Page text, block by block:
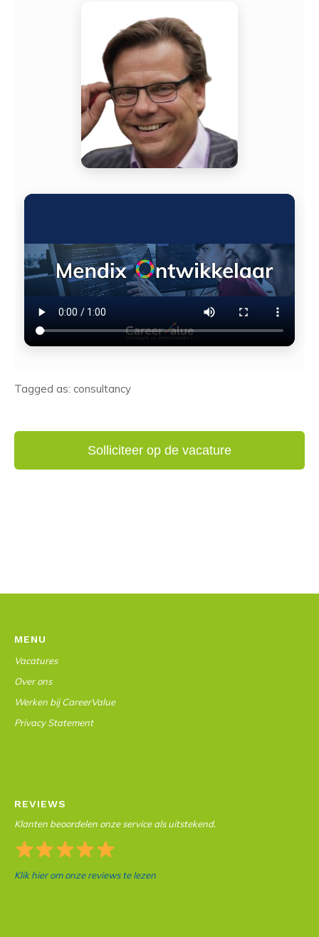
Tagged as: consultancy
MENU
Vacatures
Over ons
Werken bij CareerValue
Privacy Statement
REVIEWS
Klanten beoordelen onze service als uitstekend.
Klik hier om onze reviews te lezen